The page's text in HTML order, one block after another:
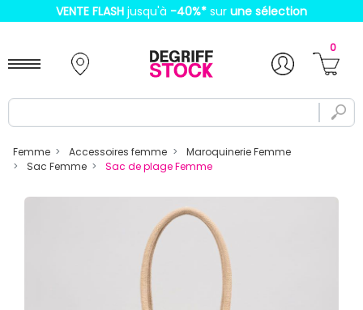
VENTE FLASH jusqu'à -40%* sur une sélection
0
Femme Accessoires femme
Maroquinerie Femme
Sac Femme
Sac de plage Femme